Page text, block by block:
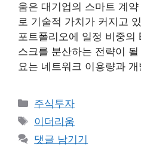
움은 대기업의 스마트 계
로 기술적 가치가 커지고
포트폴리오에 일정 비중의
스크를 분산하는 전략이
요는 네트워크 이용량과
카
테
리
주식투자
태
그
이더리움
댓글 남기기